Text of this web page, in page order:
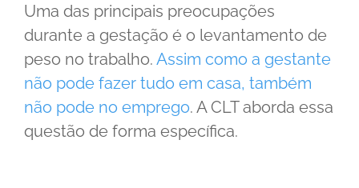
Uma das principais preocupações
durante a gestação é o levantamento de
peso no trabalho. Assim como a gestante
não pode fazer tudo em casa, também
não pode no emprego. A CLT aborda essa
questão de forma específica.